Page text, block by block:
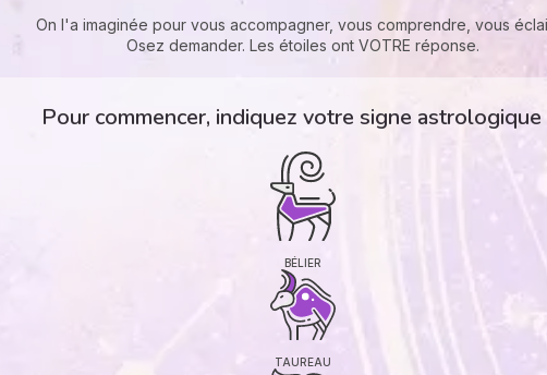
On l'a imaginée pour vous accompagner, vous comprendre, vous
Osez demander. Les étoiles ont VOTRE réponse.
Pour commencer, indiquez votre signe astrologique
BÉLIER
TAUREAU